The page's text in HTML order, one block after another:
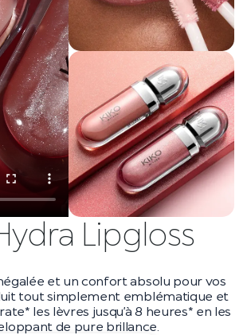
Lipgloss
et un confort absolu pour vos
tout simplement emblématique et
les lèvres jusqu’à 8 heures* en les
de pure brillance.